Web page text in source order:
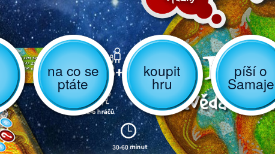
na co se
ptáte
koupit
hru
píší o
Samaje